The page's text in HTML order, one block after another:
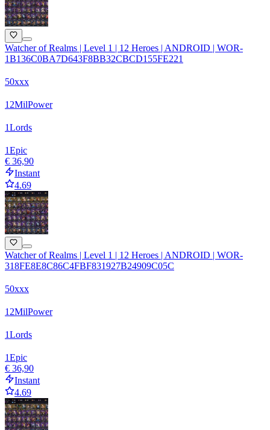
Watcher of Realms | Level 1 | 12 Heroes | ANDROID | WOR-
1B136C0BA7D643F8BB32CBCD155FE221
50xxx
12MilPower
1Lords
1Epic
€ 36,90
Instant
4.69
Watcher of Realms | Level 1 | 12 Heroes | ANDROID | WOR-
318FE8E8C86C4FBF831927B24909C05C
50xxx
12MilPower
1Lords
1Epic
€ 36,90
Instant
4.69